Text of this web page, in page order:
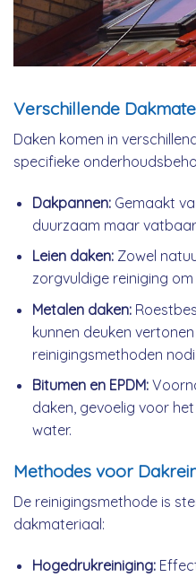
Verschillende
Daken komen in
specifieke
Dakpannen:Gemaakt
duurzaam maar
Leien daken:Zowel
zorgvuldige reiniging
Metalen daken:
kunnen deuken
reinigingsmethoden
Bitumen en EPDM:
daken, gevoelig voor
water.
Methodes voor
De reinigingsmethode is
dakmateriaal:
Hogedrukreiniging: